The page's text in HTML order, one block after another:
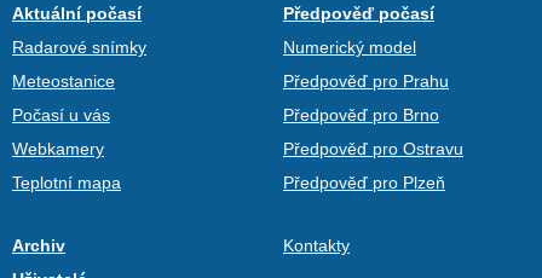
Aktuální počasí
Radarové snímky
Meteostanice
Počasí u vás
Webkamery
Teplotní mapa
Předpověď počasí
Numerický model
Předpověď pro Prahu
Předpověď pro Brno
Předpověď pro Ostravu
Předpověď pro Plzeň
Archiv
Kontakty